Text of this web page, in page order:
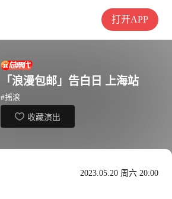
打开APP
「浪漫包邮」告白日 上海站
#摇滚
收藏演出
2023.05.20 周六 20:00